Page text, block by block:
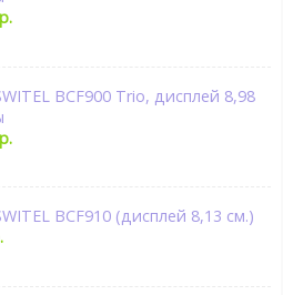
BCF900 Trio, дисплей 8,98
BCF910 (дисплей 8,13 см.)